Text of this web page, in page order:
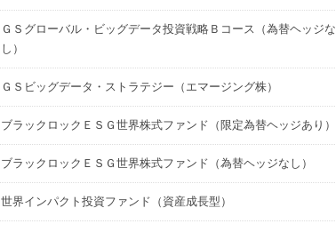
ＧＳグローバル・ビッグデータ投資戦略Ｂコース（為替ヘッジな
し）
ＧＳビッグデータ・ストラテジー（エマージング株）
ブラックロックＥＳＧ世界株式ファンド（限定為替ヘッジあり）
ブラックロックＥＳＧ世界株式ファンド（為替ヘッジなし）
世界インパクト投資ファンド（資産成長型）